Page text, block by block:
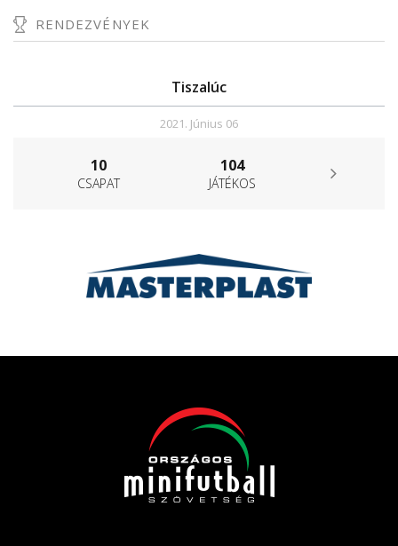
RENDEZVÉNYEK
Tiszalúc
2021. Június 06
10
CSAPAT
104
JÁTÉKOS